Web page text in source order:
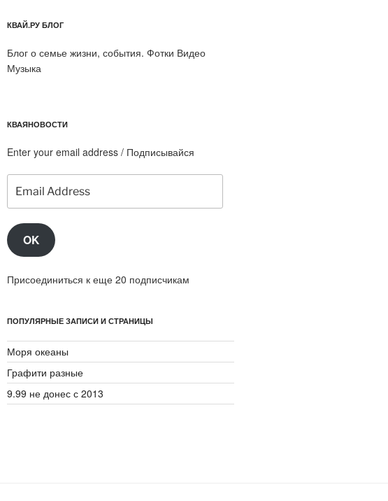
КВАЙ.РУ БЛОГ
Блог о семье жизни, события. Фотки Видео
Музыка
КВАЯНОВОСТИ
Enter your email address / Подписывайся
Address
OK
Присоединиться к еще 20 подписчикам
ПОПУЛЯРНЫЕ ЗАПИСИ И СТРАНИЦЫ
Моря океаны
Графити разные
9.99 не донес с 2013